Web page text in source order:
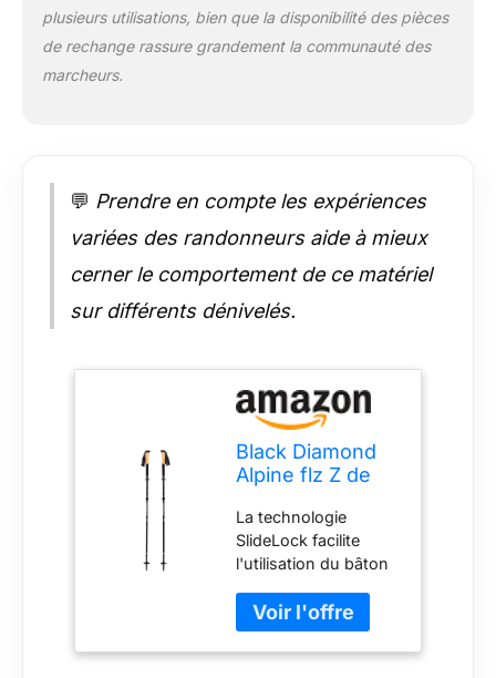
plusieurs utilisations, bien que la disponibilité des pièces
de rechange rassure grandement la communauté des
marcheurs.
💬 Prendre en compte les expériences
variées des randonneurs aide à mieux
cerner le comportement de ce matériel
sur différents dénivelés.
Black Diamond
Alpine flz Z de
Randonnée
La technologie
SlideLock facilite
l'utilisation du bâton
des brins Tenue des
jonctions et
robustesse